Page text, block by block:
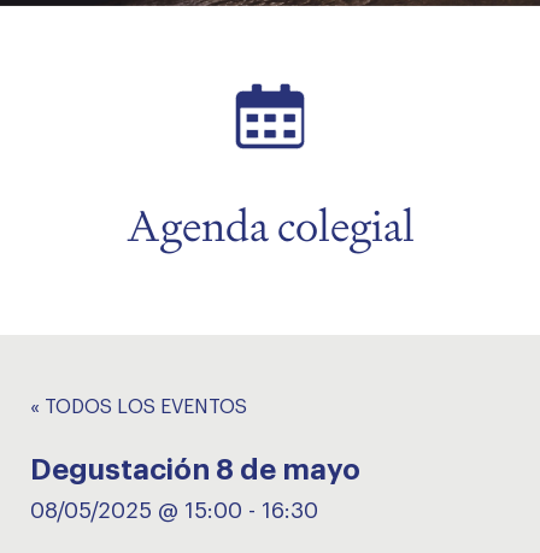
Agenda colegial
« TODOS LOS EVENTOS
Degustación 8 de mayo
08/05/2025 @ 15:00 - 16:30